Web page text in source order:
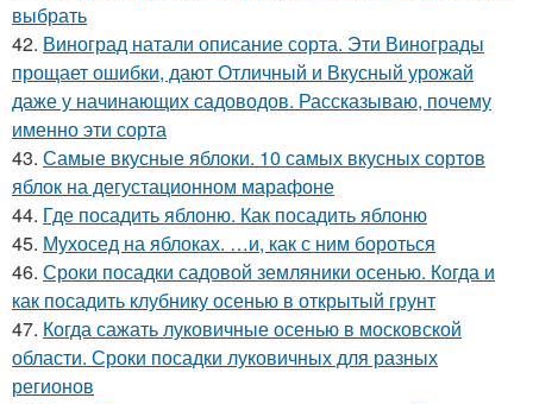
выбрать
42. Виноград натали описание сорта. Эти Винограды
прощает ошибки, дают Отличный и Вкусный урожай
даже у начинающих садоводов. Рассказываю, почему
именно эти сорта
43. Самые вкусные яблоки. 10 самых вкусных сортов
яблок на дегустационном марафоне
44. Где посадить яблоню. Как посадить яблоню
45. Мухосед на яблоках. …и, как с ним бороться
46. Сроки посадки садовой земляники осенью. Когда и
как посадить клубнику осенью в открытый грунт
47. Когда сажать луковичные осенью в московской
области. Сроки посадки луковичных для разных
регионов